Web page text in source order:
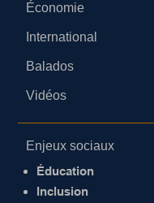
Économie
International
Balados
Vidéos
Enjeux sociaux
Éducation
Inclusion